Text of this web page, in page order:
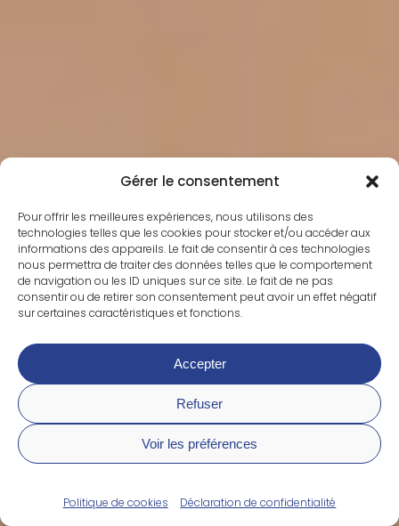
Gérer le consentement
Pour offrir les meilleures expériences, nous utilisons des
technologies telles que les cookies pour stocker et/ou accéder aux
informations des appareils. Le fait de consentir à ces technologies
nous permettra de traiter des données telles que le comportement
de navigation ou les ID uniques sur ce site. Le fait de ne pas
consentir ou de retirer son consentement peut avoir un effet négatif
sur certaines caractéristiques et fonctions.
Accepter
Refuser
Voir les préférences
Politique de cookies Déclaration de confidentialité
Votre diagnostic gratuit